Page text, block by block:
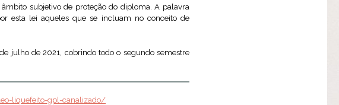
subjetivo de proteção do diploma. A palavra
esta lei aqueles que se incluam no conceito de
julho de 2021, cobrindo todo o segundo semestre
liquefeito-gpl-canalizado/